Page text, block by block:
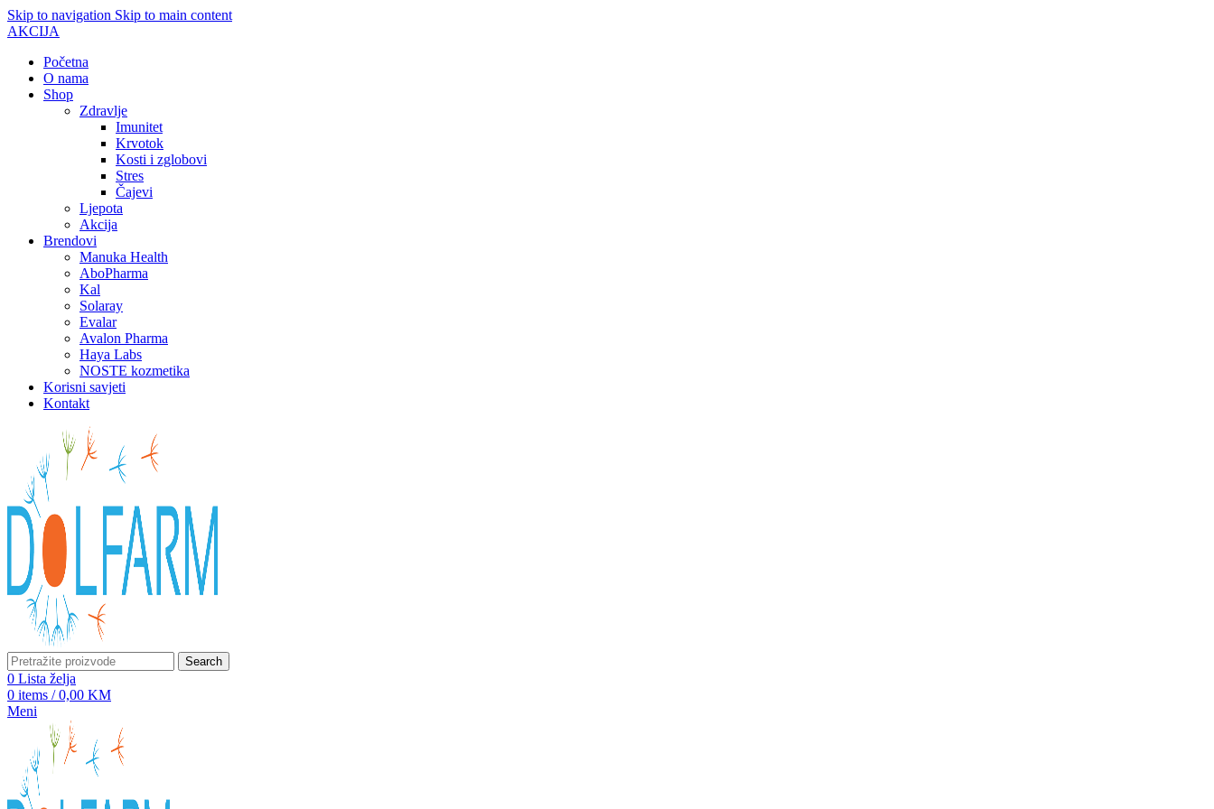
Skip to navigation Skip to main content
AKCIJA
Početna
O nama
Shop
Zdravlje
Imunitet
Krvotok
Kosti i zglobovi
Stres
Čajevi
Ljepota
Akcija
Brendovi
Manuka Health
AboPharma
Kal
Solaray
Evalar
Avalon Pharma
Haya Labs
NOSTE kozmetika
Korisni savjeti
Kontakt
Search
0 Lista želja
0 items / 0,00 KM
Meni